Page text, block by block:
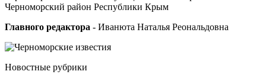
Черноморский район Республики Крым
Главного редактора - Иванюта Наталья Реональдовна
Новостные рубрики